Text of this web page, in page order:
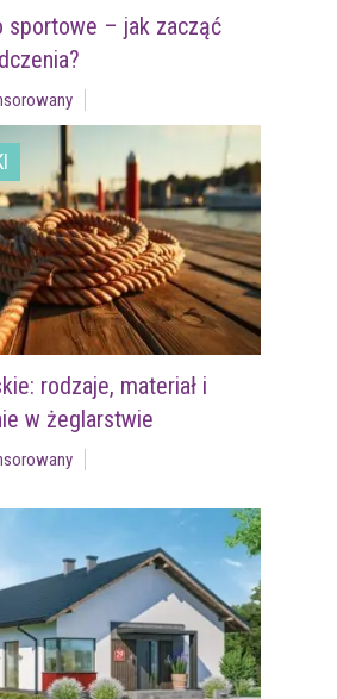
sportowe – jak zacząć
rodzaje, materiał i
w żeglarstwie